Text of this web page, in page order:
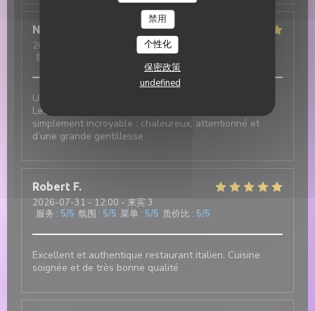
禁用
个性化
保密政策
undefined
Nicolas
2026-07-31
- 12:30 - 来宾 2
服务
菜单:5/5 质价比
Une excellente adresse italienne au cœur du village !
Les plats sont délicieux et le service est tout
simplement incroyable : chaleureux, attentionné et
d’une grande gentillesse.
Robert F
2026-07-31 - 12:00 - 来宾 3
服务 : 5/5 氛围 : 5/5 菜单 : 5/5 质价比 : 5/5
Excellent et authentique restaurant italien. Cuisine
soignée et de très bonne qualité